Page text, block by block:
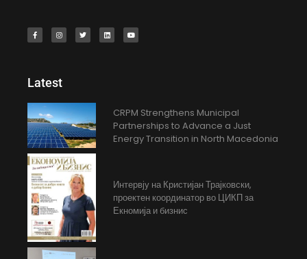
Latest
CRPM Strengthens Municipal
Partnerships to Advance a Just
Energy Transition in North Macedonia
Интервју на Кристијан Трајковски,
проектен координатор во ЦИКП за
Екномија и бизнис